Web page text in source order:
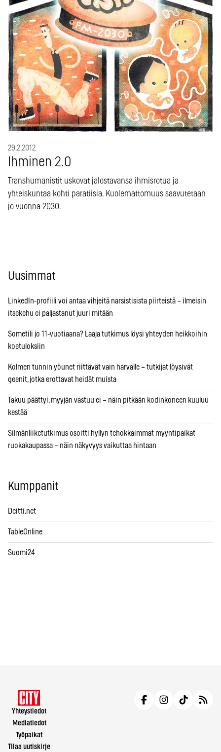
29.2.2012
Ihminen 2.0
Transhumanistit uskovat jalostavansa ihmisrotua ja
yhteiskuntaa kohti paratiisia. Kuolemattomuus saavutetaan
jo vuonna 2030.
Uusimmat
LinkedIn-profiili voi antaa vihjeitä narsistisista piirteistä – ilmeisin
itsekehu ei paljastanut juuri mitään
Sometili jo 11-vuotiaana? Laaja tutkimus löysi yhteyden heikkoihin
koetuloksiin
Kolmen tunnin yöunet riittävät vain harvalle – tutkijat löysivät
geenit, jotka erottavat heidät muista
Takuu päättyi, myyjän vastuu ei – näin pitkään kodinkoneen kuuluu
kestää
Silmänliiketutkimus osoitti hyllyn tehokkaimmat myyntipaikat
ruokakaupassa – näin näkyvyys vaikuttaa hintaan
Kumppanit
Deitti.net
TableOnline
Suomi24
Yhteystiedot
Mediatiedot
Työpaikat
Tilaa uutiskirje